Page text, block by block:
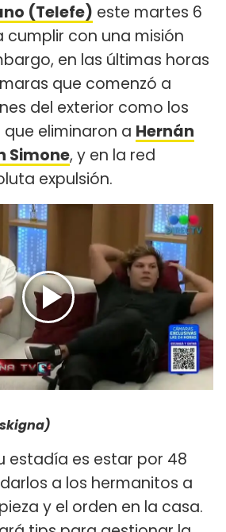
(Telefe) este martes 6
cumplir con una misión
en las últimas horas
que comenzó a
del exterior como los
eliminaron a Hernán
Simone, y en la red
expulsión.
)
estadía es estar por 48
a los hermanitos a
y el orden en la casa.